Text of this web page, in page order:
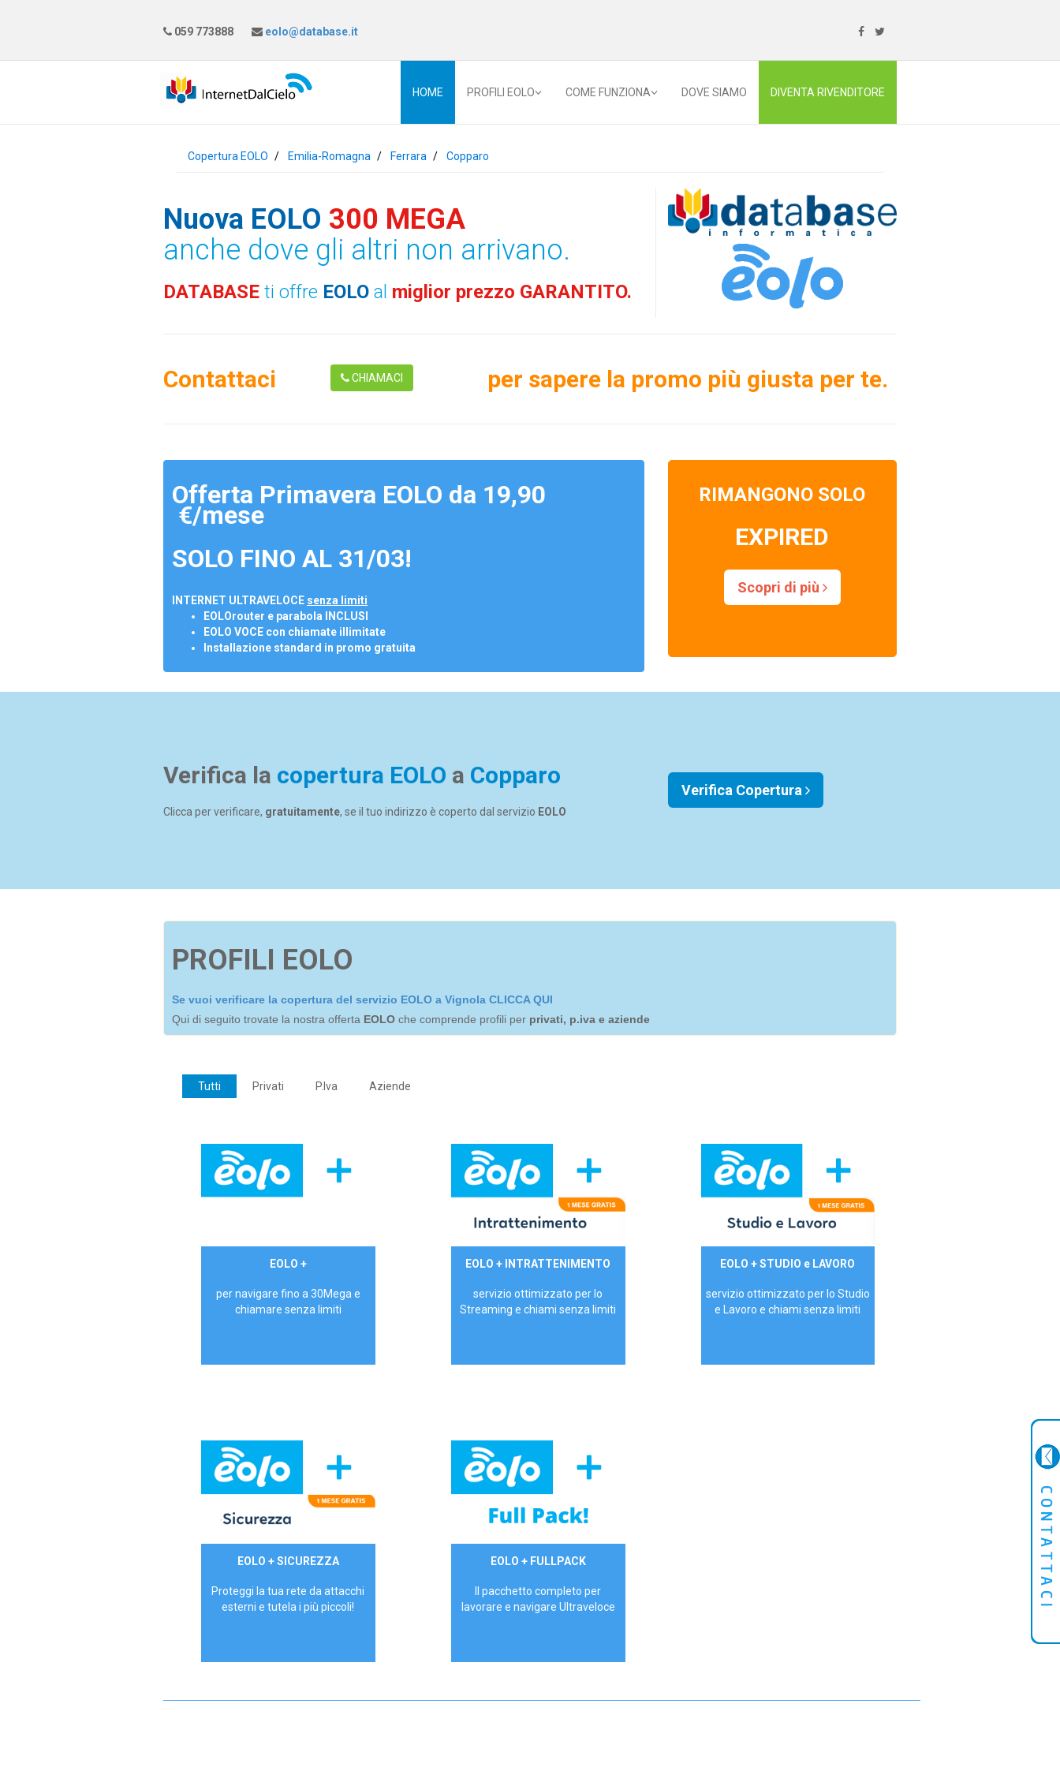
059 773888 eolo@database.it
HOME PROFILI EOLO COME FUNZIONA DOVE SIAMO DIVENTA RIVENDITORE
Copertura EOLO Emilia-Romagna Ferrara Copparo
Nuova EOLO 300 MEGA
anche dove gli altri non arrivano.
DATABASE ti offre EOLO al miglior prezzo GARANTITO.
Contattaci CHIAMACI per sapere la promo più giusta per te.
Offerta Primavera EOLO da 19,90
€/mese
SOLO FINO AL 31/03!
INTERNET ULTRAVELOCE senza limiti
EOLOrouter e parabola INCLUSI
EOLO VOCE con chiamate illimitate
Installazione standard in promo gratuita
RIMANGONO SOLO
EXPIRED
Scopri di più
Verifica la copertura EOLO a Copparo
Clicca per verificare, gratuitamente, se il tuo indirizzo è coperto dal servizio EOLO
Verifica Copertura
PROFILI EOLO
Se vuoi verificare la copertura del servizio EOLO a Vignola CLICCA QUI
Qui di seguito trovate la nostra offerta EOLO che comprende profili per privati, p.iva e aziende
Tutti Privati P.Iva Aziende
€ 24,90/meseEOLO +
per navigare fino a 30Mega e
chiamare senza limiti
29,90€/mese
EOLO + INTRATTENIMENTO
servizio ottimizzato per lo
Streaming e chiami senza limiti
29,90€/mese
EOLO + STUDIO e LAVORO
servizio ottimizzato per lo Studio
e Lavoro e chiami senza limiti
29,90€/mese
EOLO + SICUREZZA
Proteggi la tua rete da attacchi
esterni e tutela i più piccoli!
34,90 €/meseEOLO + FULLPACK
Il pacchetto completo per
lavorare e navigare Ultraveloce